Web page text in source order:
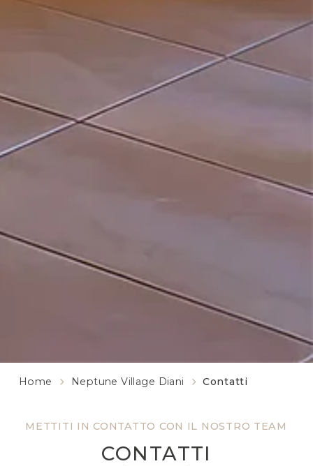
METTITI IN CONTATTO CON IL NOSTRO TEAM
CONTATTI
Home Neptune Village Diani Contatti